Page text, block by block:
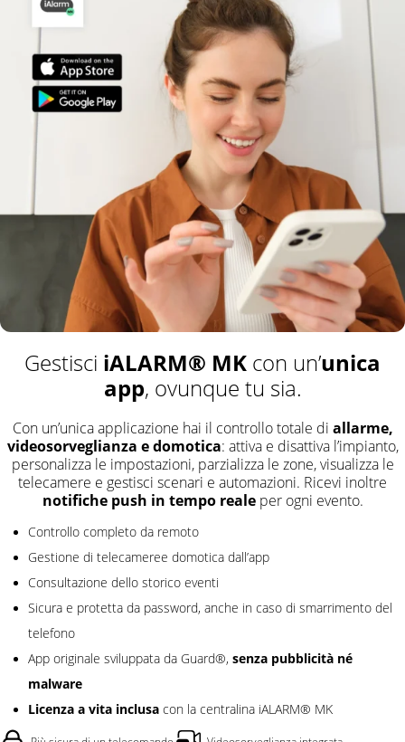
Gestisci iALARM® MK con un’unica
app, ovunque tu sia.
Con un’unica applicazione hai il controllo totale di allarme,
videosorveglianza e domotica: attiva e disattiva l’impianto,
personalizza le impostazioni, parzializza le zone, visualizza le
telecamere e gestisci scenari e automazioni. Ricevi inoltre
notifiche push in tempo realeper ogni evento.
Controllo completo da remoto
Gestione di telecameree domotica dall’app
Consultazione dello storico eventi
Sicura e protetta da password, anche in caso di smarrimento del
telefono
App originale sviluppata da Guard®, senza pubblicità né
malware
Licenza a vita inclusa con la centralina iALARM® MK